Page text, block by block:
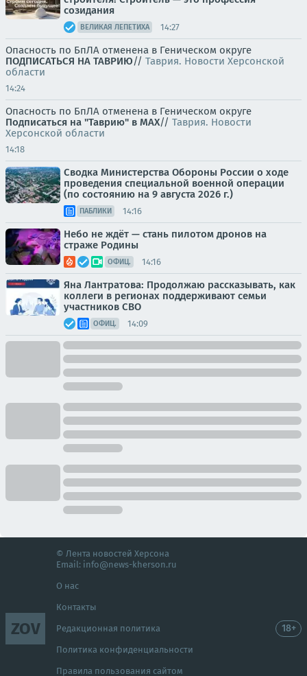
созидания
ВЕЛИКАЯ ЛЕПЕТИХА 14:27
Опасность по БпЛА отменена в Геническом округе
ПОДПИСАТЬСЯ НА ТАВРИЮ// Таврия. Новости Херсонской
области
14:24
Опасность по БпЛА отменена в Геническом округе
Подписаться на "Таврию" в MAX// Таврия. Новости
Херсонской области
14:18
Сводка Министерства Обороны России о ходе
проведения специальной военной операции
(по состоянию на 9 августа 2026 г.)
ПАБЛИКИ 14:16
Небо не ждёт — стань пилотом дронов на
страже Родины
ОФИЦ. 14:16
Яна Лантратова: Продолжаю рассказывать, как
коллеги в регионах поддерживают семьи
участников СВО
ОФИЦ. 14:09
ZOV
© Лента новостей Херсона
Email: info@news-kherson.ru
О нас
Контакты
Редакционная политика
Политика конфиденциальности
Правила пользования сайтом
18+